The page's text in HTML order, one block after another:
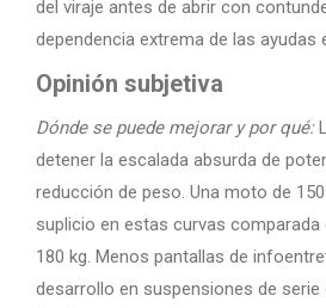
del viraje antes de abrir con
dependencia extrema de las ayudas
Opinión subjetiva
Dónde se puede mejorar y por qué:
detener la escalada absurda de
reducción de peso. Una moto de
suplicio en estas curvas comparada
180 kg. Menos pantallas de
desarrollo en suspensiones de